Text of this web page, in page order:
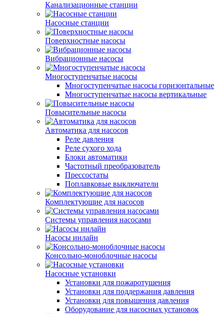
Канализационные станции
Насосные станции
Поверхностные насосы
Вибрационные насосы
Многоступенчатые насосы
Многоступенчатые насосы горизонтальные
Многоступенчатые насосы вертикальные
Повысительные насосы
Автоматика для насосов
Реле давления
Реле сухого хода
Блоки автоматики
Частотный преобразователь
Прессостаты
Поплавковые выключатели
Комплектующие для насосов
Системы управления насосами
Насосы инлайн
Консольно-моноблочные насосы
Насосные установки
Установки для пожаротушения
Установки для поддержания давления
Установки для повышения давления
Оборудование для насосных установок